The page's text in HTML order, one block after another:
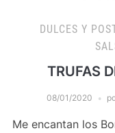
DULCES Y
TRUFAS
08/01/2020
Me encantan los